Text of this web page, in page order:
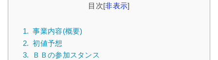
目次[非表示]
1. 事業内容(概要)
2. 初値予想
3.
ＢＢの参加スタンス